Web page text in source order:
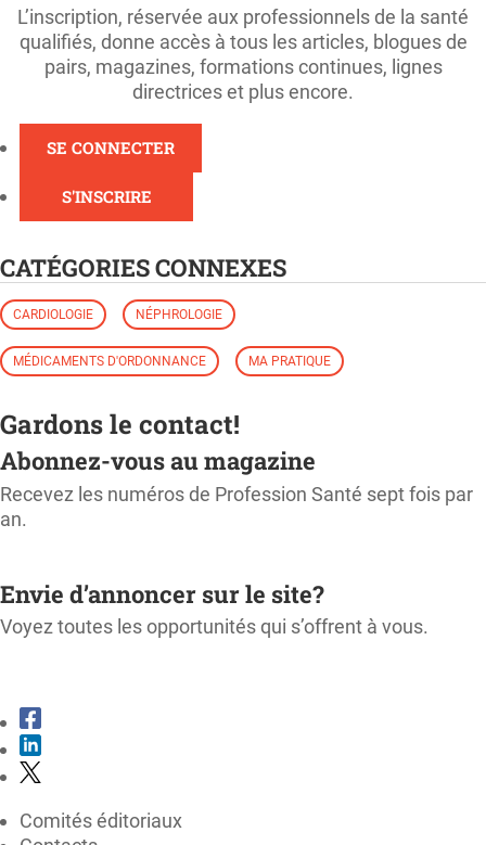
L’inscription, réservée aux professionnels de la santé
qualifiés, donne accès à tous les articles, blogues de
pairs, magazines, formations continues, lignes
directrices et plus encore.
SE CONNECTER
S'INSCRIRE
CATÉGORIES CONNEXES
CARDIOLOGIE NÉPHROLOGIE
MÉDICAMENTS D'ORDONNANCE MA PRATIQUE
Gardons le contact!
Abonnez-vous au magazine
Recevez les numéros de Profession Santé sept fois par
an.
Envie d’annoncer sur le site?
Voyez toutes les opportunités qui s’offrent à vous.
Comités éditoriaux